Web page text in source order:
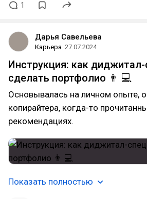
1
Дарья Савельева
Карьера 27.07.2024
Инструкция: как
сделать портфолио 👨 💻
Основывалась на личном опыте,
копирайтера, когда-то
рекомендациях.
Показать полностью